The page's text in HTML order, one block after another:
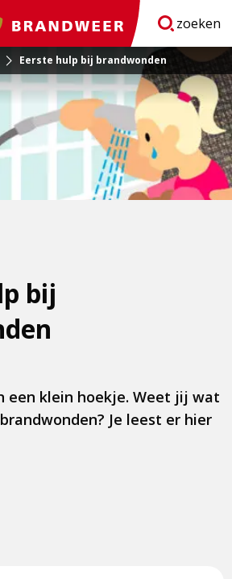
Brandweer zoeken
Eerste hulp bij brandwonden
bij
een klein hoekje. Weet jij wat
Je leest er hier